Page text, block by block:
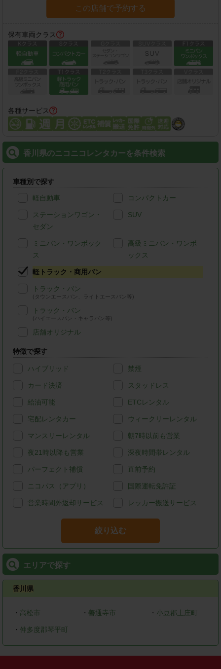
この店舗で予約する
保有車両クラス
各種サービス
香川県のニコニコレンタカーを条件検索
車種別で探す
軽自動車 コンパクトカー
ステーションワゴン・
セダン
SUV
ミニバン・ワンボック
ス
高級ミニバン・ワンボ
ックス
軽トラック・商用バン
トラック・バン
(タウンエースバン、ライトエースバン等)
トラック・バン
(ハイエースバン・キャラバン等)
店舗オリジナル
特徴で探す
ハイブリッド 禁煙
カード決済 スタッドレス
給油可能 ETCレンタル
宅配レンタカー ウィークリーレンタル
マンスリーレンタル 朝7時以前も営業
夜21時以降も営業 深夜時間帯レンタル
パーフェクト補償 直前予約
ニコパス（アプリ） 国際運転免許証
営業時間外返却サービス レッカー搬送サービス
絞り込む
エリアで探す
香川県
・ 高松市 ・ 善通寺市 ・ 小豆郡土庄町
・ 仲多度郡琴平町